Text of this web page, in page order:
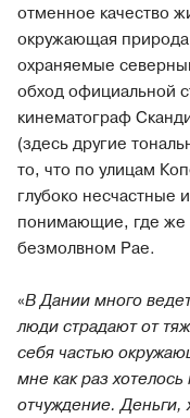
отменное качество
окружающая
охраняемые
обход официальной
кинематограф
(здесь другие
то, что по улицам
глубоко несчастные
понимающие, где же
безмолвном Рае.
«В Дании много
люди страдают от
себя частью
мне как раз
отчуждение.